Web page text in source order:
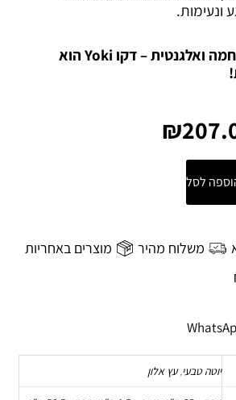
ונעימות.
ליצירת אווירה חמה ואלגנטית – דקו Yoki הוא
₪
לסל
משלוח מהיר
מוצרים באחריות
יוטה טבעי,עץ אלון